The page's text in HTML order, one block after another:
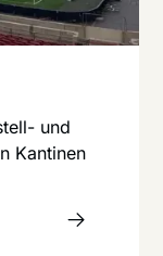
und
Kantinen